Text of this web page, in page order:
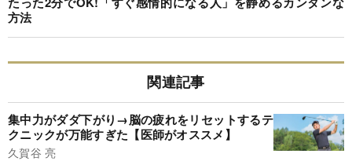
方法
関連記事
集中力がダダ下がり→脳の疲れをリセットするテ
クニックが万能すぎた【医師がオススメ】
久賀谷 亮